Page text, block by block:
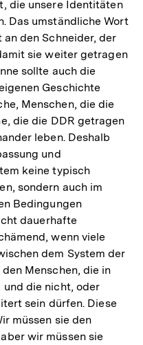
die unsere Identitäten
Das umständliche Wort
den Schneider, der
sie weiter getragen
sollte auch die
Geschichte
Menschen, die die
die die DDR getragen
leben. Deshalb
und
keine typisch
sondern auch im
Bedingungen
dauerhafte
wenn viele
dem System der
Menschen, die in
und die nicht, oder
sein dürfen. Diese
müssen sie den
wir müssen sie